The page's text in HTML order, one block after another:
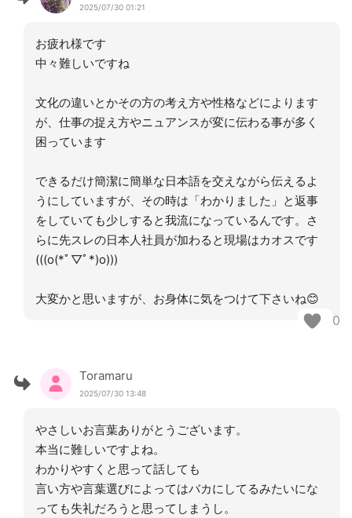
2025/07/30 01:21
お疲れ様です
中々難しいですね
文化の違いとかその方の考え方や性格などによります
が、仕事の捉え方やニュアンスが変に伝わる事が多く
困っています
できるだけ簡潔に簡単な日本語を交えながら伝えるよ
うにしていますが、その時は「わかりました」と返事
をしていても少しすると我流になっているんです。さ
らに先スレの日本人社員が加わると現場はカオスです
(((o(*ﾟ▽ﾟ*)o)))
大変かと思いますが、お身体に気をつけて下さいね😊
0
Toramaru
2025/07/30 13:48
やさしいお言葉ありがとうございます。
本当に難しいですよね。
わかりやすくと思って話しても
言い方や言葉選びによってはバカにしてるみたいにな
っても失礼だろうと思ってしまうし。